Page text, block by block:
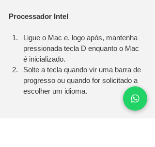
Processador Intel
Ligue o Mac e, logo após, mantenha
pressionada tecla D enquanto o Mac
é inicializado.
Solte a tecla quando vir uma barra de
progresso ou quando for solicitado a
escolher um idioma.